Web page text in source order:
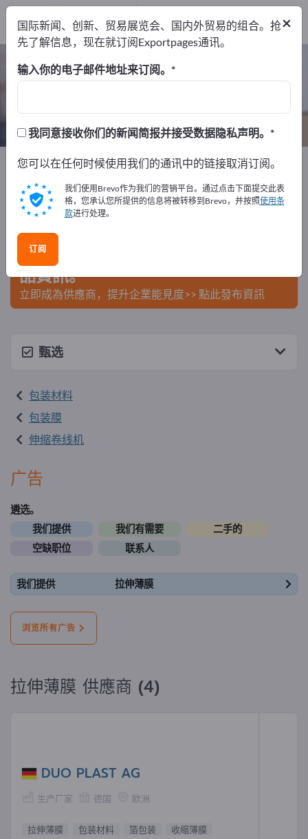
拉伸薄膜 – 查找制造商和供应商
4 4
出口商4
制造商4
Exportpages 运输与包装 包装材料 拉伸薄膜
在Exportpages免費刊登廣告！
在Exportpages上發布您的公司與產
品資訊。
立即成為供應商，提升企業能見度>> 點此發布資訊
甄选
包装材料
包装膜
伸缩卷线机
广告
遴选。
我们提供
我们有需要
二手的
空缺职位
联系人
我们提供 拉伸薄膜
浏览所有广告
拉伸薄膜 供應商 (4)
DUO PLAST AG
生产厂家 德国 欧洲
拉伸薄膜 包装材料 箔包装
收缩薄膜
×
国际新闻、创新、贸易展览会、国内外贸易的组合。抢
先了解信息，现在就订阅Exportpages通讯。
输入你的电子邮件地址来订阅。
我同意接收你们的新闻简报并接受数据隐私声明。
您可以在任何时候使用我们的通讯中的链接取消订阅。
我们使用Brevo作为我们的营销平台。通过点击下面提交此表
格，您承认您所提供的信息将被转移到Brevo，并按照使用条
款进行处理。
订阅